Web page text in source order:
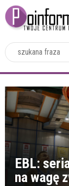
EBL:
na wagę